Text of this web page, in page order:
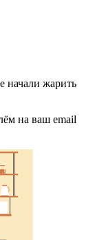
жарить
на ваш email